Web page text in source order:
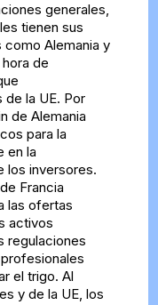
generales,
tienen sus
Alemania y
de
la UE. Por
de Alemania
para la
en la
los inversores.
Francia
las ofertas
activos
regulaciones
el trigo. Al
y de la UE, los